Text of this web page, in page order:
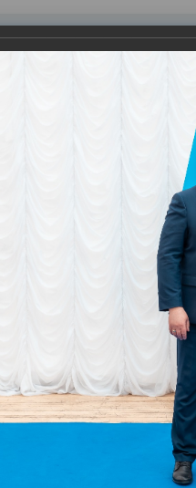
Думы ХМАО-Югры,
люди, которые